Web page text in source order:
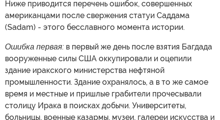
Ниже приводится перечень ошибок, совершенных
американцами после свержения статуи Саддама
(Sadam) - этого бесславного момента истории.
Ошибка первая: в первый же день после взятия Багдада
вооруженные силы США оккупировали и оцепили
здание иракского министерства нефтяной
промышленности. Здание охранялось, а в то же самое
время и местные и пришлые грабители прочесывали
столицу Ирака в поисках добычи. Университеты,
больницы, военные казармы, музеи, галереи искусства и